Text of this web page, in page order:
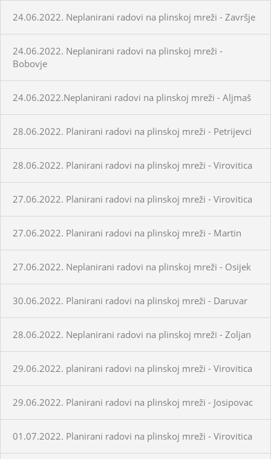
24.06.2022. Neplanirani radovi na plinskoj mreži - Završje
24.06.2022. Neplanirani radovi na plinskoj mreži -
Bobovje
24.06.2022.Neplanirani radovi na plinskoj mreži - Aljmaš
28.06.2022. Planirani radovi na plinskoj mreži - Petrijevci
28.06.2022. Planirani radovi na plinskoj mreži - Virovitica
27.06.2022. Planirani radovi na plinskoj mreži - Virovitica
27.06.2022. Planirani radovi na plinskoj mreži - Martin
27.06.2022. Neplanirani radovi na plinskoj mreži - Osijek
30.06.2022. Planirani radovi na plinskoj mreži - Daruvar
28.06.2022. Neplanirani radovi na plinskoj mreži - Zoljan
29.06.2022. planirani radovi na plinskoj mreži - Virovitica
29.06.2022. Planirani radovi na plinskoj mreži - Josipovac
01.07.2022. Planirani radovi na plinskoj mreži - Virovitica